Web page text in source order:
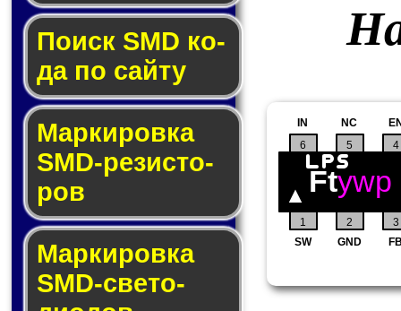
Поиск SMD ко­
да по сай­ту
Маркировка
SMD-ре­зис­то­
ров
Маркировка
SMD-све­то­
1 2 3
4
SW GND
NC
5
6
IN
Ftywp